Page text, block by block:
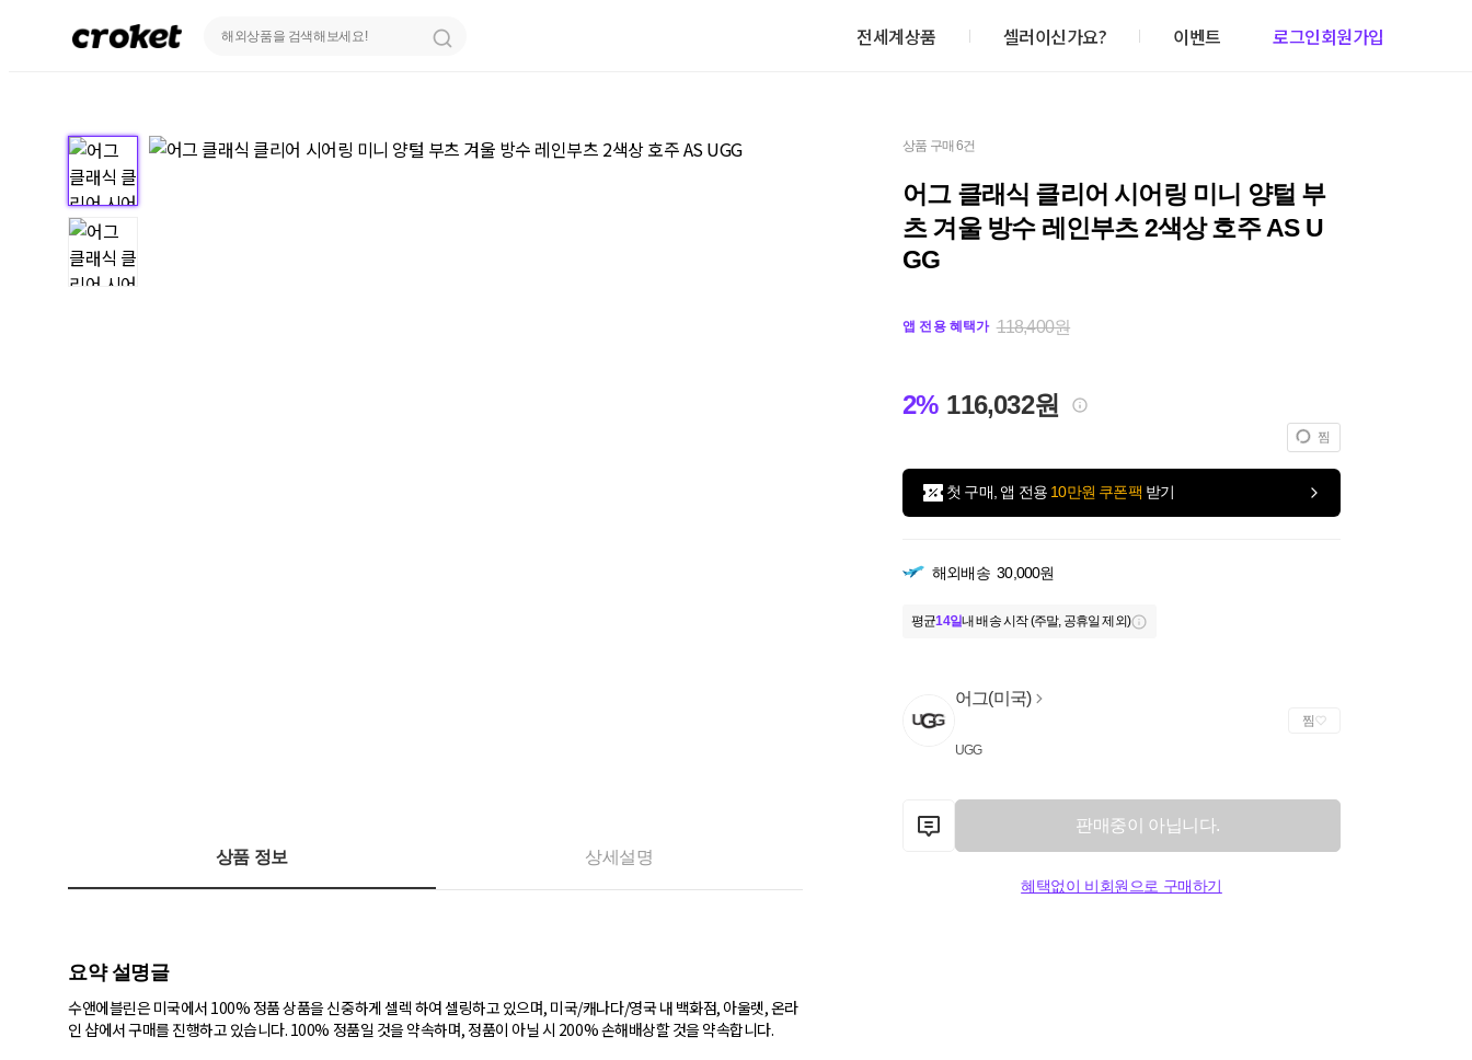
전세계상품 셀러이신가요? 이벤트 로그인회원가입
상품 구매 6건
어그 클래식 클리어 시어링 미니 양털 부
츠 겨울 방수 레인부츠 2색상 호주 AS U
GG
앱 전용 혜택가 118,400원
2% 116,032원
찜
첫 구매, 앱 전용 10만원 쿠폰팩 받기
해외배송 30,000원
평균14일내 배송 시작 (주말, 공휴일 제외)
어그(미국)
UGG
찜
판매중이 아닙니다.
혜택없이 비회원으로 구매하기
상품 정보 상세설명
요약 설명글
수앤에블린은 미국에서 100% 정품 상품을 신중하게 셀렉 하여 셀링하고 있으며, 미국/캐나다/영국 내 백화점, 아울렛, 온라
인 샵에서 구매를 진행하고 있습니다. 100% 정품일 것을 약속하며, 정품이 아닐 시 200% 손해배상할 것을 약속합니다.